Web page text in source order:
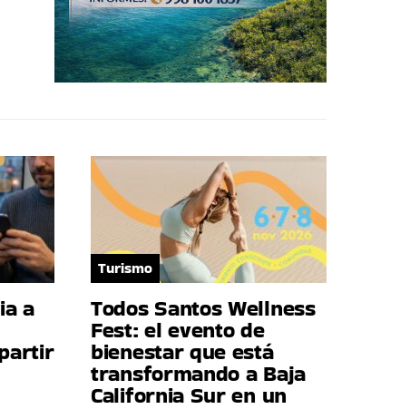
a
Turismo
Todos Santos Wellness
Fest: el evento de
bienestar que está
transformando a Baja
California Sur en un